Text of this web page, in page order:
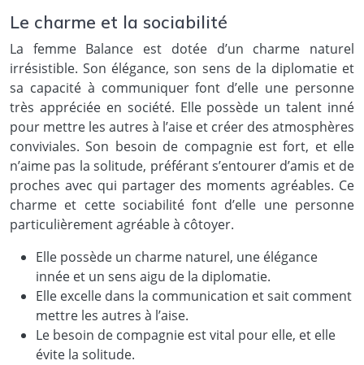
Le charme et la sociabilité
La femme Balance est dotée d’un charme naturel
irrésistible. Son élégance, son sens de la diplomatie et
sa capacité à communiquer font d’elle une personne
très appréciée en société. Elle possède un talent inné
pour mettre les autres à l’aise et créer des atmosphères
conviviales. Son besoin de compagnie est fort, et elle
n’aime pas la solitude, préférant s’entourer d’amis et de
proches avec qui partager des moments agréables. Ce
charme et cette sociabilité font d’elle une personne
particulièrement agréable à côtoyer.
Elle possède un charme naturel, une élégance
innée et un sens aigu de la diplomatie.
Elle excelle dans la communication et sait comment
mettre les autres à l’aise.
Le besoin de compagnie est vital pour elle, et elle
évite la solitude.